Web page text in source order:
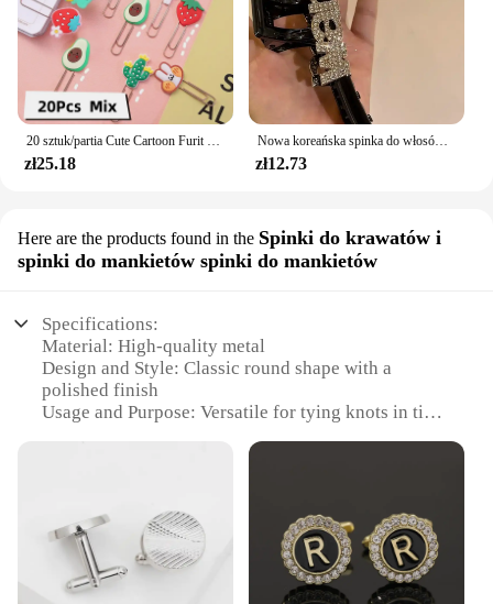
20 sztuk/partia Cute Cartoon Furit zwierzęcy spinacze metalowe spinacze do spinaczy do papieru
zł25.18
Nowa koreańska spinka do włosów Black Shark High-end Feel Flash Akcesoria do włosów Letter Wang Grasping Clip Spinka do włosów
zł12.73
Here are the products found in the Spinki do krawatów i
spinki do mankietów spinki do mankietów
Specifications:
Material: High-quality metal
Design and Style: Classic round shape with a
polished finish
Usage and Purpose: Versatile for tying knots in ties
Quantity: Available in sets, ideal for wholesale and
wear and tear
Parts and Accessories: Includes all necessary
components for easy use